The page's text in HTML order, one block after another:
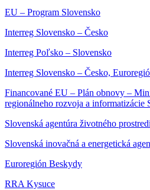
EU – Program Slovensko
Interreg Slovensko – Česko
Interreg Poľsko – Slovensko
Interreg Slovensko – Česko,
Financované EU – Plán obnovy –
regionálneho rozvoja a informatizácie
Slovenská agentúra životného
Slovenská inovačná a energetická
Euroregión Beskydy
RRA Kysuce